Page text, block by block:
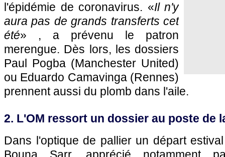
l'épidémie de coronavirus. «Il n'y
aura pas de grands transferts cet
été» , a prévenu le patron
merengue. Dès lors, les dossiers
Paul Pogba (Manchester United)
ou Eduardo Camavinga (Rennes)
prennent aussi du plomb dans l'aile.
2. L'OM ressort un dossier au poste de
Dans l'optique de pallier un départ